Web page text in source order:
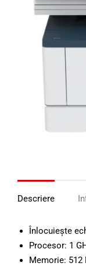
Descriere
Înlocuieşte
Procesor: 1
Memorie: 512